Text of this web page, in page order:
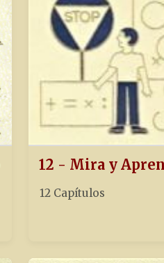
12 - Mira y
12 Capítulos